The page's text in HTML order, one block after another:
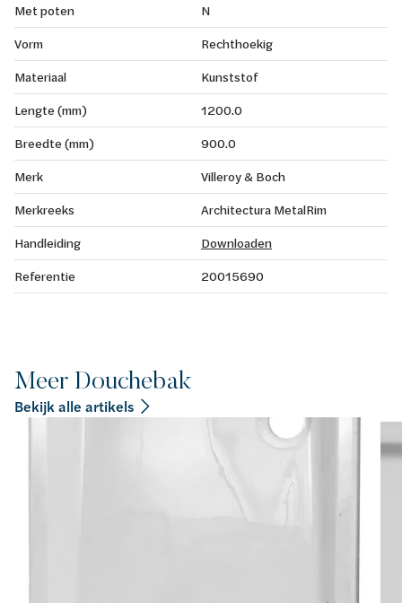
Met poten
N
Vorm
Rechthoekig
Materiaal
Kunststof
Lengte (mm)
1200.0
Breedte (mm)
900.0
Merk
Villeroy & Boch
Merkreeks
Architectura MetalRim
Handleiding
Downloaden
Referentie
20015690
Meer Douchebak
Bekijk alle artikels